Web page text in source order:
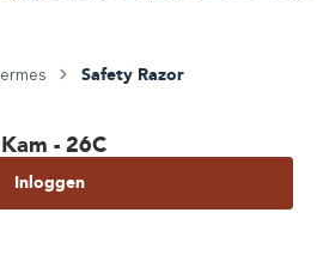
Safety Razor
- 26C
Inloggen